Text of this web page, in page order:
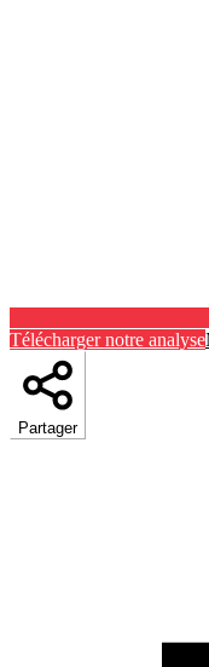
Télécharger notre analyse
Partager